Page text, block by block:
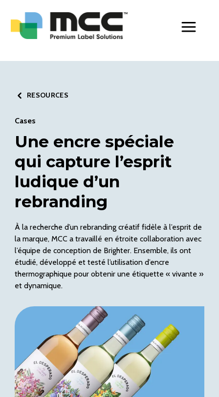
RESOURCES
Cases
Une encre spéciale
qui capture l’esprit
ludique d’un
rebranding
À la recherche d’un rebranding créatif fidèle à l’esprit de
la marque, MCC a travaillé en étroite collaboration avec
l’équipe de conception de Brighter. Ensemble, ils ont
étudié, développé et testé l’utilisation d’encre
thermographique pour obtenir une étiquette « vivante »
et dynamique.